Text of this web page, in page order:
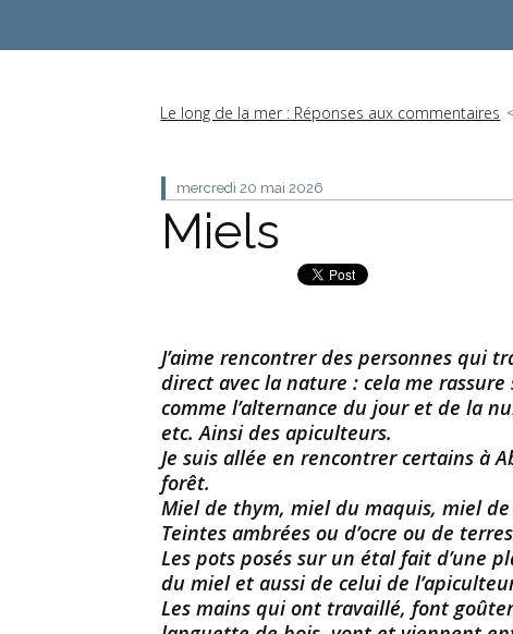
Le long de la mer : Réponses aux commentaires
mercredi 20 mai 2026
Miels
J’aime rencontrer des personnes qui
direct avec la nature : cela me
comme l’alternance du jour et de la
etc. Ainsi des apiculteurs.
Je suis allée en rencontrer certains à
forêt.
Miel de thym, miel du maquis, miel de
Teintes ambrées ou d’ocre ou de
Les pots posés sur un étal fait d’une
du miel et aussi de celui de
Les mains qui ont travaillé, font